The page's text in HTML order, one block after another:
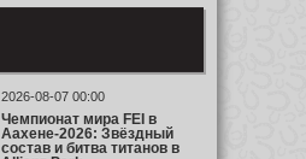
2026-08-07 00:00
Чемпионат мира FEI в
Аахене-2026: Звёздный
состав и битва титанов в